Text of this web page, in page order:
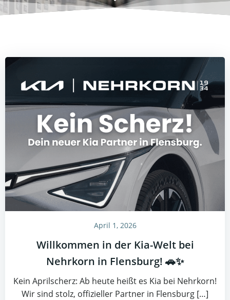
April 1, 2026
Willkommen in der Kia-Welt bei
Nehrkorn in Flensburg! 🚗✨
Kein Aprilscherz: Ab heute heißt es Kia bei Nehrkorn!
Wir sind stolz, offizieller Partner in Flensburg […]